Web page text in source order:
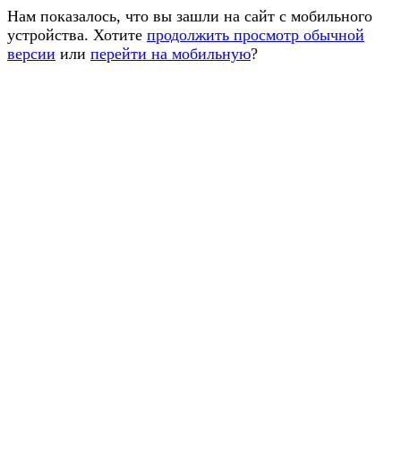
Нам показалось, что вы зашли на сайт с мобильного
устройства. Хотите продолжить просмотр обычной
версии или перейти на мобильную?